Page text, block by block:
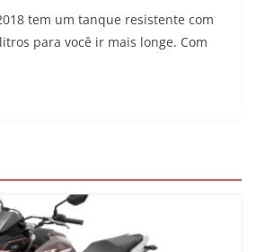
tem um tanque resistente com
para você ir mais longe. Com